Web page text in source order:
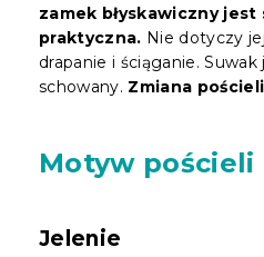
zamek błyskawiczny
praktyczna. Nie dotyczy
drapanie i ściąganie. Suwak
schowany. Zmiana
Motyw pościeli
Jelenie